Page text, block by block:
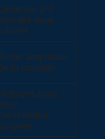
2-3
sous
amplitude
la manette
Nettoyer zone